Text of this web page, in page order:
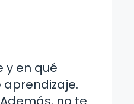
y en qué